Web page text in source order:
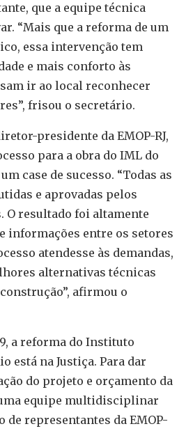
que a equipe técnica
“Mais que a reforma de um
essa intervenção tem
e mais conforto às
ir ao local reconhecer
frisou o secretário.
presidente da EMOP-RJ,
para a obra do IML do
case de sucesso. “Todas as
e aprovadas pelos
O resultado foi altamente
informações entre os setores
atendesse às demandas,
alternativas técnicas
afirmou o
a reforma do Instituto
está na Justiça. Para dar
do projeto e orçamento da
equipe multidisciplinar
de representantes da EMOP-